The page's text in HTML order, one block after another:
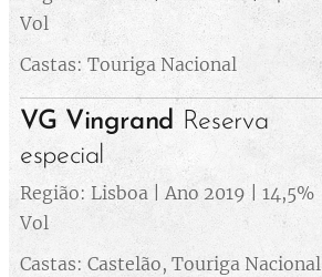
Vol
Castas: Touriga Nacional
VG Vingrand Reserva
especial
Região: Lisboa | Ano 2019 | 14,5%
Vol
Castas: Castelão, Touriga Nacional